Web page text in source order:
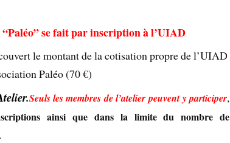
se fait par inscription à l’UIAD
le montant de la cotisation propre de l’UIAD
Paléo (70 €)
Seuls les membres de l’atelier peuvent y participer,
ainsi que dans la limite du nombre de